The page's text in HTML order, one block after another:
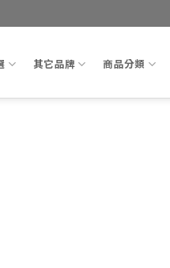
其它品牌 商品分類